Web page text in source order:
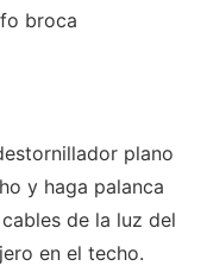
broca
plano
y haga palanca
de la luz del
en el techo.